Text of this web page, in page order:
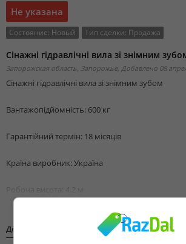
Не указана
Состояние: Новый Тип сделки: Продажа
Сінажні гідравлічні вила зі знімним
Запорожская область, Запорожье, Добавлено 08
Сінажні гідравлічні вила зі знімним зубом
Вантажопідйомність: 600 кг
Гарантійний термін: 18 місяців
Країна виробник: Україна
Робоча висота: 4.2 м
Дополнительная информация